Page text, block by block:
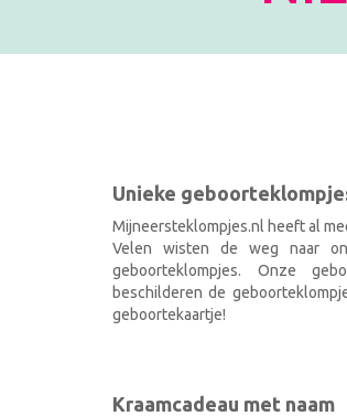
Unieke
Mijneersteklompjes.nl heeft al
Velen wisten de weg naar
geboorteklompjes. Onze
beschilderen de
geboortekaartje!
Kraamcadeau met naam